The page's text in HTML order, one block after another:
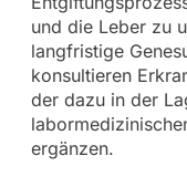
und die Leber zu
langfristige
konsultieren
der dazu in der
ergänzen.